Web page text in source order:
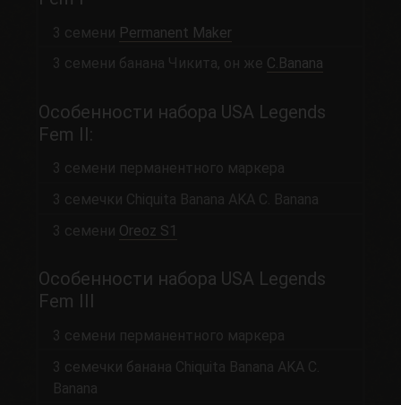
3 семени Permanent Maker
3 семени банана Чикита, он же C.Banana
Особенности набора USA Legends
Fem II:
3 семени перманентного маркера
3 семечки Chiquita Banana AKA C. Banana
3 семени Oreoz S1
Особенности набора USA Legends
Fem III
3 семени перманентного маркера
3 семечки банана Chiquita Banana AKA C.
Banana